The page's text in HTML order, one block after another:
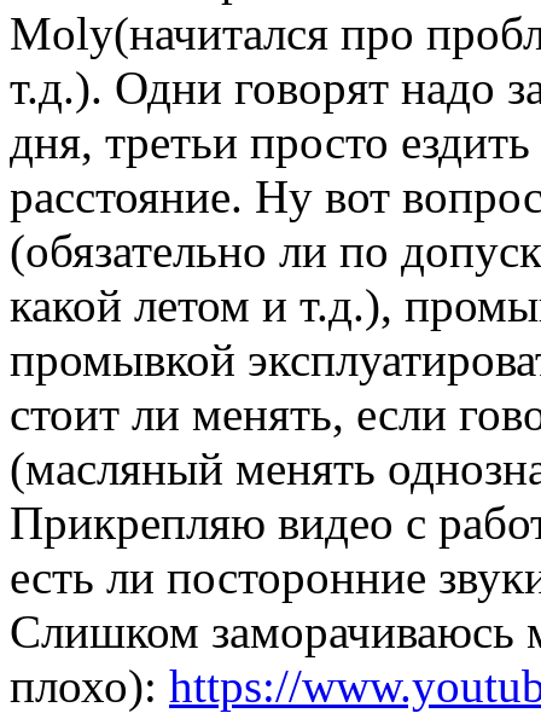
Moly(начитался про
т.д.). Одни говорят надо
дня, третьи просто
расстояние. Ну вот
(обязательно ли по
какой летом и т.д.),
промывкой
стоит ли менять, если
(масляный менять
Прикрепляю видео с
есть ли посторонние
Слишком заморачиваюсь
плохо): https://